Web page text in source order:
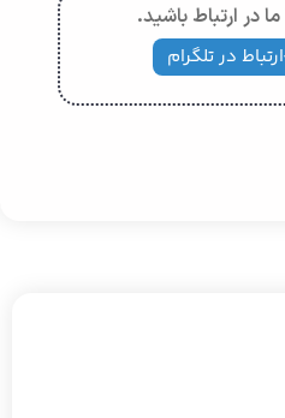
در ارتباط باشید.
ارتباط در تلگرام